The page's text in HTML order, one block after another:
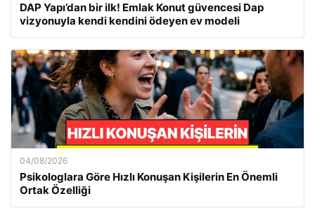
DAP Yapı’dan bir ilk! Emlak Konut güvencesi Dap
vizyonuyla kendi kendini ödeyen ev modeli
04/08/2026
Psikologlara Göre Hızlı Konuşan Kişilerin En Önemli
Ortak Özelliği